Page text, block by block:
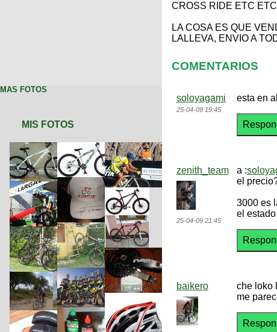
MAS FOTOS
MIS FOTOS
CROSS RIDE ETC ETC
LA COSA ES QUE
LALLEVA, ENVIO A
COMENTARIOS
soloyagami
25-04-09 19:45
esta en
zenith_team
25-04-09 21:45
a :
el
3000 es
el
baikero
che loko
me